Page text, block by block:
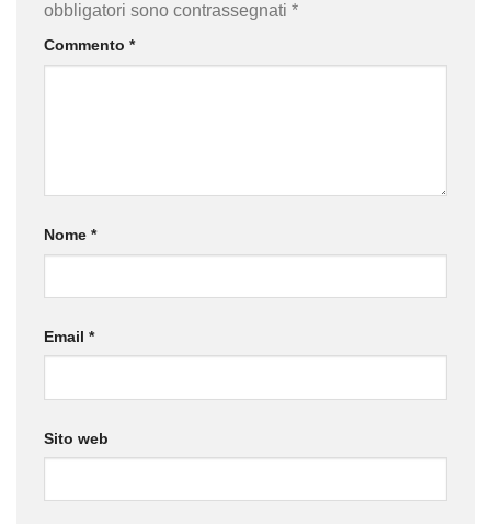
obbligatori sono contrassegnati *
Commento *
Nome *
Email *
Sito web